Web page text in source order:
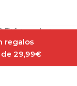
regalos
de 29,99€